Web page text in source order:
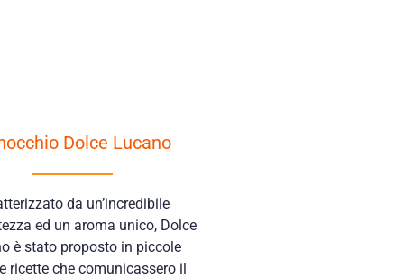
Dolce Lucano
da un’incredibile
ed un aroma unico, Dolce
è stato proposto in piccole
ricette che comunicassero il